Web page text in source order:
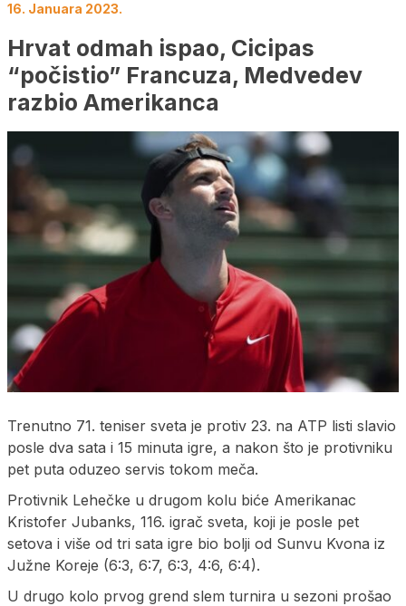
16. Januara 2023.
Hrvat odmah ispao, Cicipas
“počistio” Francuza, Medvedev
razbio Amerikanca
Trenutno 71. teniser sveta je protiv 23. na ATP listi slavio
posle dva sata i 15 minuta igre, a nakon što je protivniku
pet puta oduzeo servis tokom meča.
Protivnik Lehečke u drugom kolu biće Amerikanac
Kristofer Jubanks, 116. igrač sveta, koji je posle pet
setova i više od tri sata igre bio bolji od Sunvu Kvona iz
Južne Koreje (6:3, 6:7, 6:3, 4:6, 6:4).
U drugo kolo prvog grend slem turnira u sezoni prošao